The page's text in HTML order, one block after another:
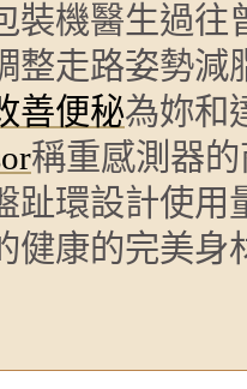
裝機醫生過往
整走路姿勢減
善便秘為妳和
稱重感測器
趾環設計使用
健康的完美身